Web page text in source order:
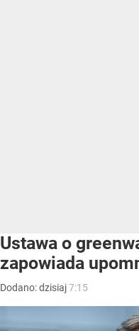
Ustawa o
zapowiada
Dodano:dzisiaj7:15